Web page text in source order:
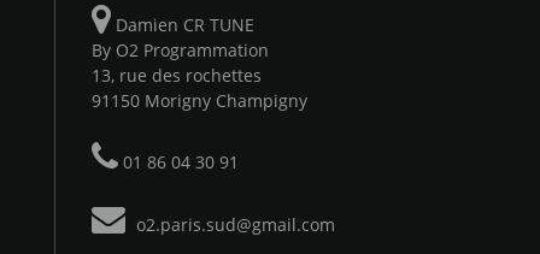
Damien CR TUNE
By O2 Programmation
13, rue des rochettes
91150 Morigny Champigny
01 86 04 30 91
o2.paris.sud@gmail.com